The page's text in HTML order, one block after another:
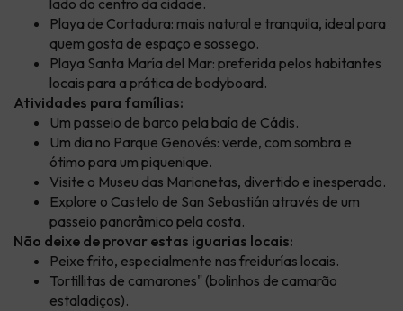
lado do centro da cidade.
Playa de Cortadura: mais natural e tranquila, ideal para
quem gosta de espaço e sossego.
Playa Santa María del Mar: preferida pelos habitantes
locais para a prática de bodyboard.
Atividades para famílias:
Um passeio de barco pela baía de Cádis.
Um dia no Parque Genovés: verde, com sombra e
ótimo para um piquenique.
Visite o Museu das Marionetas, divertido e inesperado.
Explore o Castelo de San Sebastián através de um
passeio panorâmico pela costa.
Não deixe de provar estas iguarias locais:
Peixe frito, especialmente nas freidurías locais.
Tortillitas de camarones" (bolinhos de camarão
estaladiços).